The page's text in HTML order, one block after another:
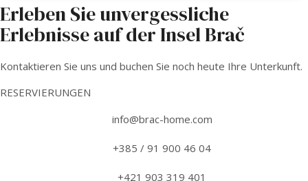
Erleben Sie unvergessliche
Erlebnisse auf der Insel Brač
Kontaktieren Sie uns und buchen Sie noch heute Ihre Unterkunft.
RESERVIERUNGEN
info@brac-home.com
+385 / 91 900 46 04
+421 903 319 401